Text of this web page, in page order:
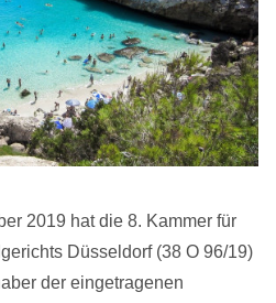
2019 hat die 8. Kammer für
Düsseldorf (38 O 96/19)
der eingetragenen